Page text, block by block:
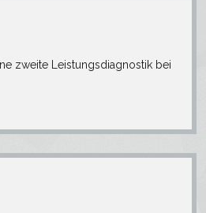
zweite Leistungsdiagnostik bei